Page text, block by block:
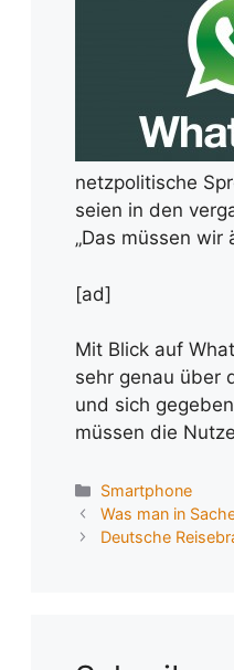
netzpolitische
seien in den
„Das müssen wir
[ad]
Mit Blick auf
sehr genau über
und sich
müssen die
Kategorien
Smartphone
Was man in
Deutsche